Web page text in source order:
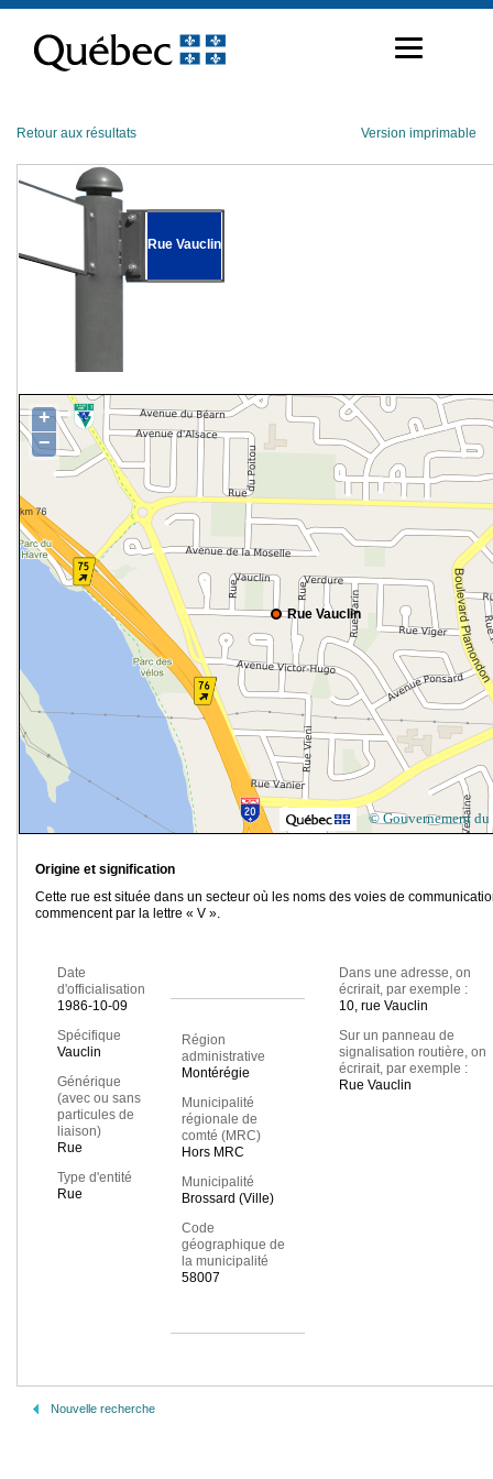
contenu
Retour aux résultats Version imprimable
Rue Vauclin
Rue Vauclin
+
−
© Gouvernement du
Origine et signification
Cette rue est située dans un secteur où les noms des voies de
commencent par la lettre « V ».
Date
d'officialisation
1986-10-09
Spécifique
Vauclin
Générique
(avec ou sans
particules de
liaison)
Rue
Type d'entité
Rue
Région
administrative
Montérégie
Municipalité
régionale de
comté (MRC)
Hors MRC
Municipalité
Brossard (Ville)
Code
géographique de
la municipalité
58007
Dans une adresse, on
écrirait, par exemple :
10, rue Vauclin
Sur un panneau de
signalisation routière, on
écrirait, par exemple :
Rue Vauclin
Nouvelle recherche